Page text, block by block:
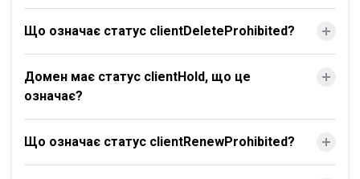
Що означає статус clientDeleteProhibited?
Домен має статус clientHold, що це
означає?
Що означає статус clientRenewProhibited?